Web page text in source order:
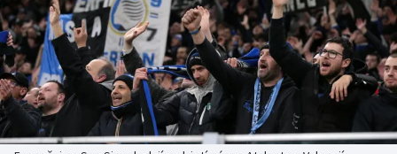
Americký fotbal
Baseball a softbal
Basketbal
NEPŘEHLÉDNĚTE
Soutěže
Historické návraty